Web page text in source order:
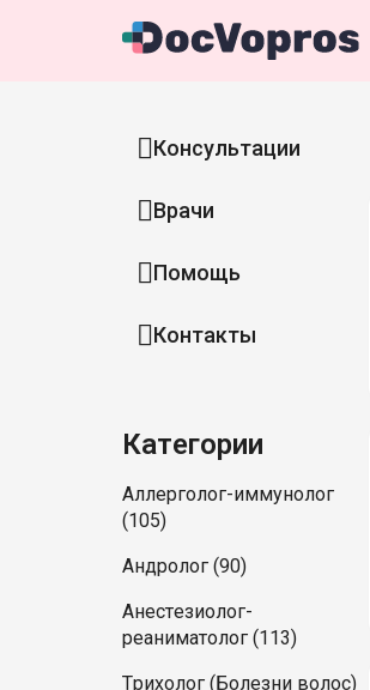
Консультации
Врачи
Помощь
Контакты
Категории
Аллерголог-иммунолог
(105)
Андролог (90)
Анестезиолог-
реаниматолог (113)
Трихолог (Болезни волос)